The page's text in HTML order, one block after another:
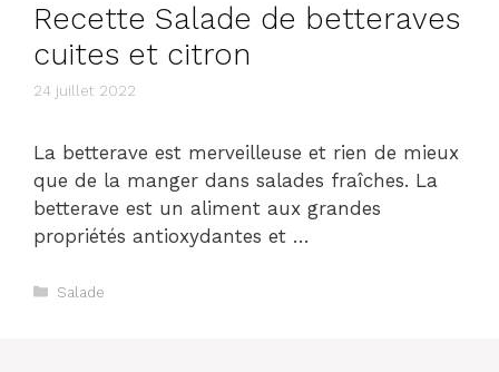
Recette Salade de betteraves
cuites et citron
24 juillet 2022
La betterave est merveilleuse et rien de mieux
que de la manger dans salades fraîches. La
betterave est un aliment aux grandes
propriétés antioxydantes et …
Catégories
Salade